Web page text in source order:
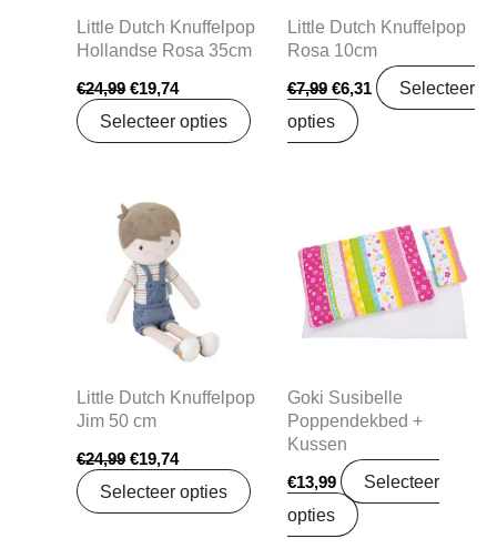
Little Dutch Knuffelpop
Hollandse Rosa 35cm
€24,99 €19,74
Selecteer opties
Little Dutch Knuffelpop
Rosa 10cm
€7,99 €6,31
Selecteer
opties
Little Dutch Knuffelpop
Jim 50 cm
€24,99
prijs
was:
€24,99.
€19,74
is:
Selecteer opties
Goki Susibelle
Poppendekbed +
Kussen
€13,99
Selecteer
opties